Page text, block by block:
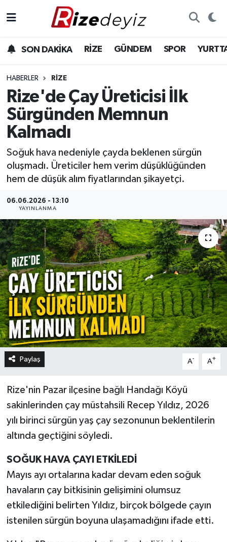
SON DAKİKA RİZE GÜNDEM SPOR
HABERLER RIZE
Rize'de Çay Üreticisi İlk
Sürgünden Memnun
Kalmadı
Soğuk hava nedeniyle çayda beklenen sürgün
oluşmadı. Üreticiler hem verim düşüklüğünden
hem de düşük alım fiyatlarından şikayetçi.
06.06.2026 - 13:10
YAYINLANMA
Paylaş A- A+
Rize'nin Pazar ilçesine bağlı Handağı Köyü
sakinlerinden çay müstahsili Recep Yıldız, 2026
yılı birinci sürgün yaş çay sezonunun beklentilerin
altında geçtiğini söyledi.
SOĞUK HAVA ÇAYI ETKİLEDİ
Mayıs ayı ortalarına kadar devam eden soğuk
havaların çay bitkisinin gelişimini olumsuz
etkilediğini belirten Yıldız, birçok bölgede çayın
istenilen sürgün boyuna ulaşamadığını ifade etti.
Gündem
Yurttan Haberler
Ekonomi
Sağlık
Rize Hava Durumu
Rize Trafik Yoğunluk Haritası
Süper Lig Puan Durumu ve Fikstür
Son Dakika Haberleri